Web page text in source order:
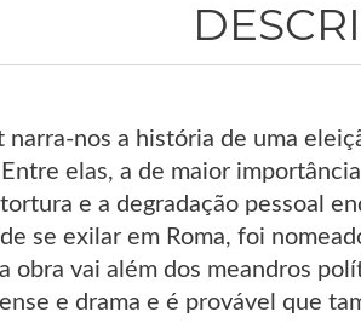
narra-nos a história de uma
elas, a de maior
e a degradação pessoal
se exilar em Roma, foi
obra vai além dos meandros
e drama e é provável que